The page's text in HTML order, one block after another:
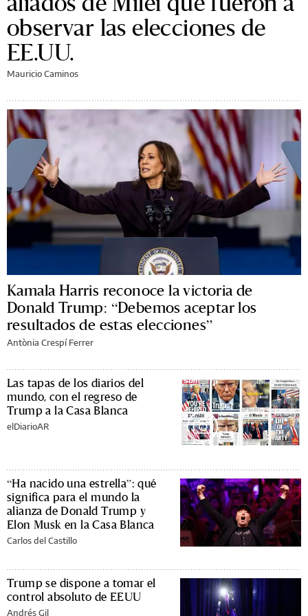
observar las elecciones de
EE.UU.
Mauricio Caminos
Kamala Harris reconoce la victoria de
Donald Trump: “Debemos aceptar los
resultados de estas elecciones”
Antònia Crespí Ferrer
Las tapas de los diarios del
mundo, con el regreso de
Trump a la Casa Blanca
elDiarioAR
“Ha nacido una estrella”: qué
significa para el mundo la
alianza de Donald Trump y
Elon Musk en la Casa Blanca
Carlos del Castillo
Trump se dispone a tomar el
control absoluto de EEUU
Andrés Gil